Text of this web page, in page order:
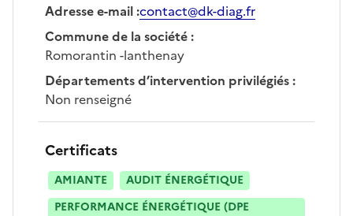
Adresse e-mail:contact@dk-diag.fr
Commune de la société:
Romorantin -lanthenay
Départements d’intervention privilégiés:
Non renseigné
Certificats
AMIANTE
AUDIT ÉNERGÉTIQUE
PERFORMANCE ÉNERGÉTIQUE (DPE